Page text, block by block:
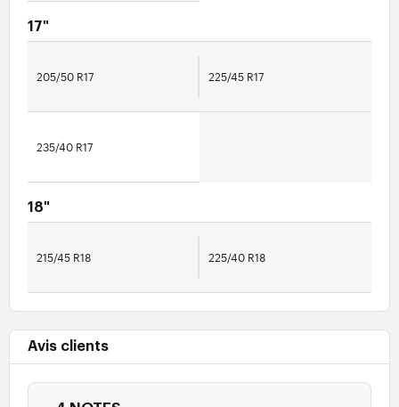
17"
205/50 R17 225/45 R17
235/40 R17
18"
215/45 R18 225/40 R18
Avis clients